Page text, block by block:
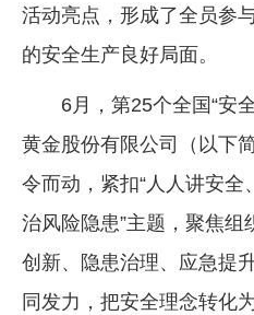
活动亮点，形成了全员参
的安全生产良好局面。
6月，第25个全国“安
黄金股份有限公司（以下
令而动，紧扣“人人讲安
治风险隐患”主题，聚焦组
创新、隐患治理、应急提
同发力，把安全理念转化